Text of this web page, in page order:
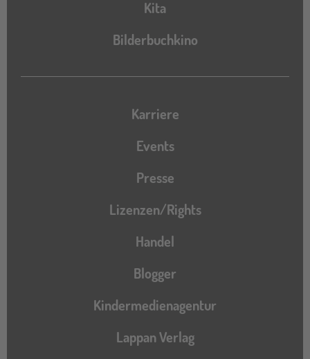
Kita
Bilderbuchkino
Karriere
Events
Presse
Lizenzen/Rights
Handel
Blogger
Kindermedienagentur
Lappan Verlag